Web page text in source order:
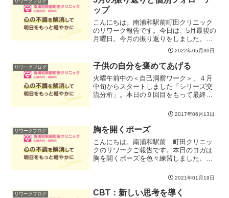
ップ
こんにちは。南浦和駅前町田クリニック
のリワーク報告です。今日は、5月最後の
月曜日。今月の振り返りをしました。久
しぶりに小グループに分かれず、全員で
シェアの時間をもってみました。お互い
の話に興味をもって話題が広がったり、
少し違った方向に展開し...
2022年05月30日
リワークブログ 子供の自分を褒めてあげる
火曜午前中の＜自己洞察ワーク＞、４月
中旬からスタートしました「シリーズ交
流分析」。本日の９回目をもって最終回
くに巣作りを始めたつばめが、卵を産
み、ひな達を育て、もう間もなく巣立ち
だな～という頃に、このシリ...
2017年06月13日
リワークブログ 胸を開くポーズ
こんにちは。南浦和駅前 町田クリニッ
クのリワークご報告です。本日のヨガは
胸を開くポーズを色々練習しました。胸
を活性化させ、心身のリラックス、背中
のこりや肩こり解消にもよいです。マツ
ヤアーサナ(魚のポーズ)...
2021年01月19日
リワークブログ CBT：新しい思考を導く